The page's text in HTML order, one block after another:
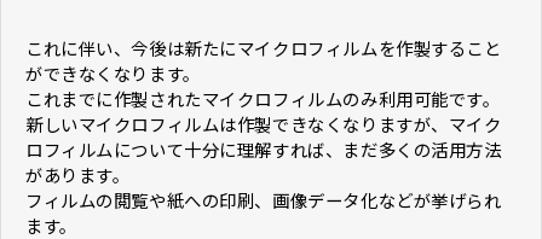
これに伴い、今後は新たにマイクロフィルムを作製すること
ができなくなります。
これまでに作製されたマイクロフィルムのみ利用可能です。
新しいマイクロフィルムは作製できなくなりますが、マイク
ロフィルムについて十分に理解すれば、まだ多くの活用方法
があります。
フィルムの閲覧や紙への印刷、画像データ化などが挙げられ
ます。